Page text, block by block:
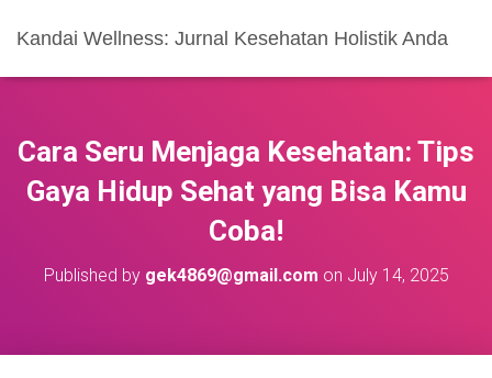
Kandai Wellness: Jurnal Kesehatan Holistik Anda
Cara Seru Menjaga Kesehatan: Tips
Gaya Hidup Sehat yang Bisa Kamu
Coba!
Published by gek4869@gmail.com on July 14, 2025